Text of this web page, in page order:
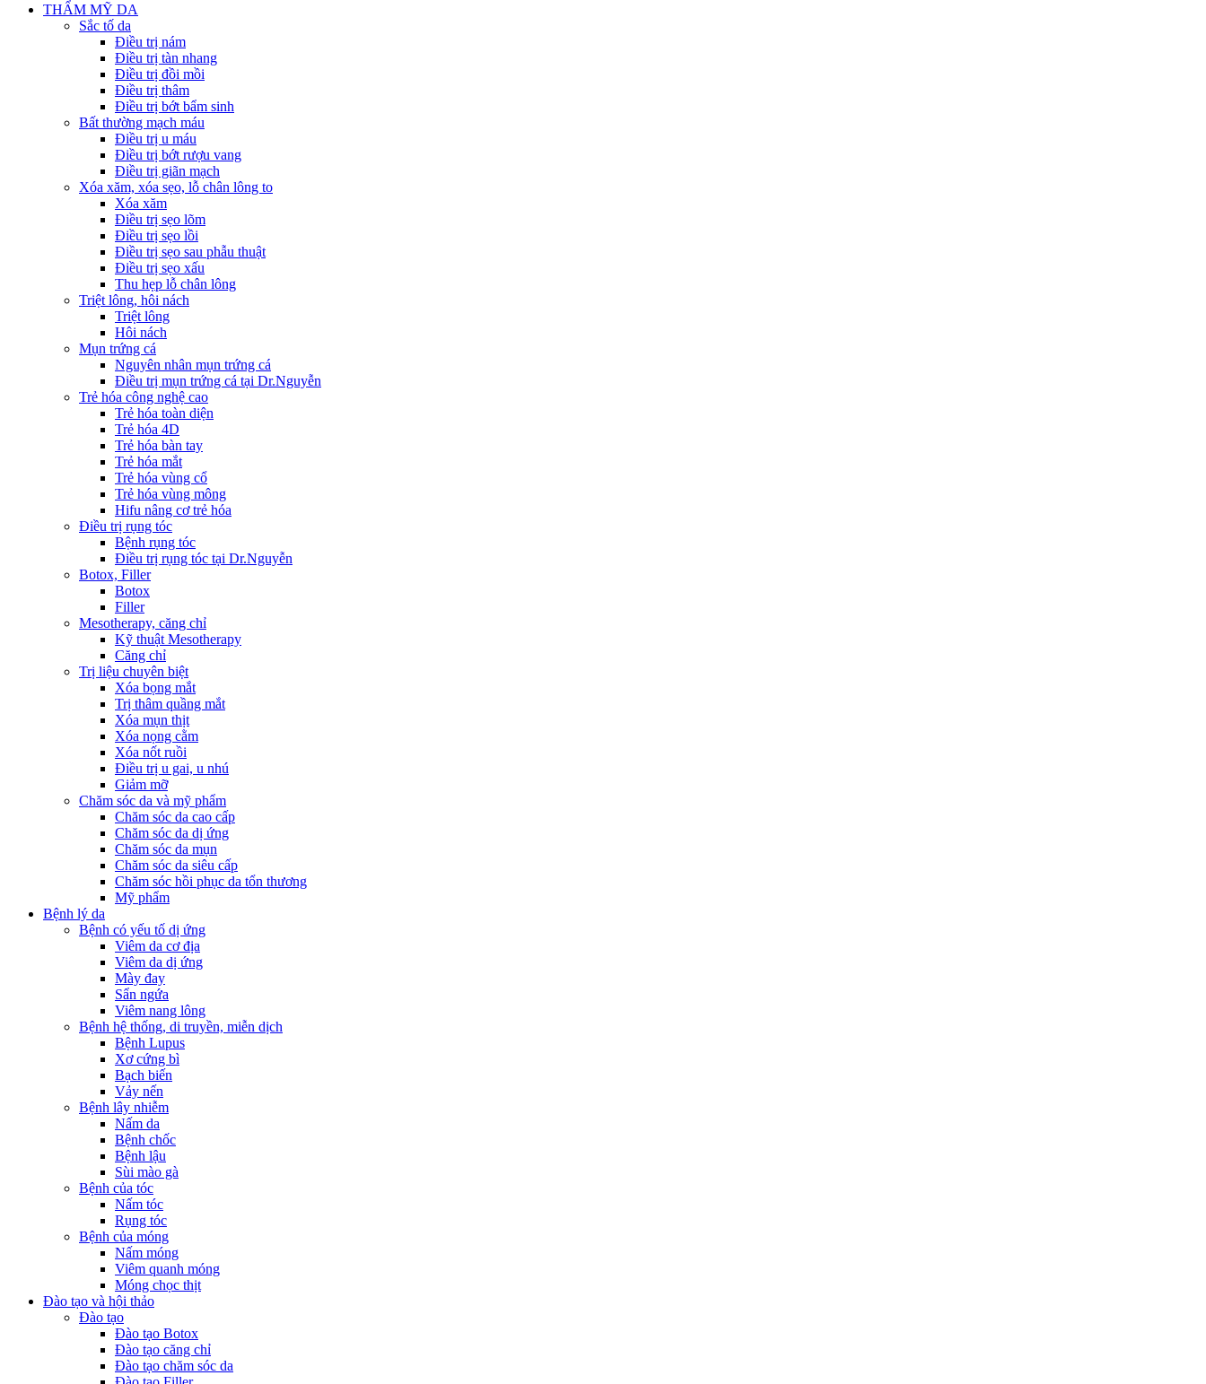
THẨM MỸ DA
Sắc tố da
Điều trị nám
Điều trị tàn nhang
Điều trị đồi mồi
Điều trị thâm
Điều trị bớt bẩm sinh
Bất thường mạch máu
Điều trị u máu
Điều trị bớt rượu vang
Điều trị giãn mạch
Xóa xăm, xóa sẹo, lỗ chân lông to
Xóa xăm
Điều trị sẹo lõm
Điều trị sẹo lồi
Điều trị sẹo sau phẫu thuật
Điều trị sẹo xấu
Thu hẹp lỗ chân lông
Triệt lông, hôi nách
Triệt lông
Hôi nách
Mụn trứng cá
Nguyên nhân mụn trứng cá
Điều trị mụn trứng cá tại Dr.Nguyễn
Trẻ hóa công nghệ cao
Trẻ hóa toàn diện
Trẻ hóa 4D
Trẻ hóa bàn tay
Trẻ hóa mắt
Trẻ hóa vùng cổ
Trẻ hóa vùng mông
Hifu nâng cơ trẻ hóa
Điều trị rụng tóc
Bệnh rụng tóc
Điều trị rụng tóc tại Dr.Nguyễn
Botox, Filler
Botox
Filler
Mesotherapy, căng chỉ
Kỹ thuật Mesotherapy
Căng chỉ
Trị liệu chuyên biệt
Xóa bọng mắt
Trị thâm quầng mắt
Xóa mụn thịt
Xóa nọng cằm
Xóa nốt ruồi
Điều trị u gai, u nhú
Giảm mỡ
Chăm sóc da và mỹ phẩm
Chăm sóc da cao cấp
Chăm sóc da dị ứng
Chăm sóc da mụn
Chăm sóc da siêu cấp
Chăm sóc hồi phục da tổn thương
Mỹ phẩm
Bệnh lý da
Bệnh có yếu tố dị ứng
Viêm da cơ địa
Viêm da dị ứng
Mày đay
Sẩn ngứa
Viêm nang lông
Bệnh hệ thống, di truyền, miễn dịch
Bệnh Lupus
Xơ cứng bì
Bạch biến
Vảy nến
Bệnh lây nhiễm
Nấm da
Bệnh chốc
Bệnh lậu
Sùi mào gà
Bệnh của tóc
Nấm tóc
Rụng tóc
Bệnh của móng
Nấm móng
Viêm quanh móng
Móng chọc thịt
Đào tạo và hội thảo
Đào tạo
Đào tạo Botox
Đào tạo căng chỉ
Đào tạo chăm sóc da